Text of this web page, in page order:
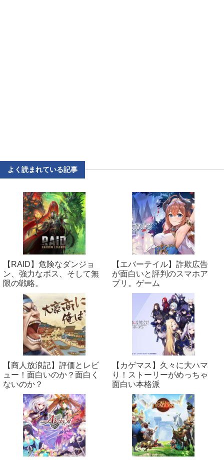
よく読まれている記事
【RAID】危険なダンジョ
ン、強力なボス、そして無
限の戦略。
【エバーテイル】詐欺広告
が面白いと評判のスマホア
プリ。ゲーム
【商人放浪‪記】評価とレビ
ュー！面白いのか？面白く
ないのか？
【カゲマス】久々に大ハマ
り！ストーリーがめっちゃ
面白い本格派